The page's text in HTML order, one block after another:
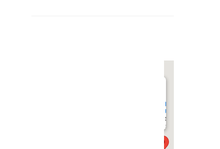
Kulturkeller
Ulenspiegel
Seltersweg
55